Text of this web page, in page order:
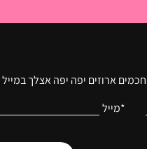
ארוזים יפה יפה אצלך במייל
*מייל